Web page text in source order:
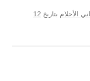
الأحلام بتاريخ 12